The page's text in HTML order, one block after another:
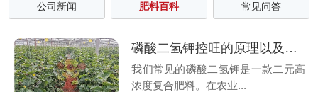
公司新闻 肥料百科 常见问答
磷酸二氢钾控旺的原理以及控旺效果
我们常见的磷酸二氢钾是一款二元高
浓度复合肥料。在农业...